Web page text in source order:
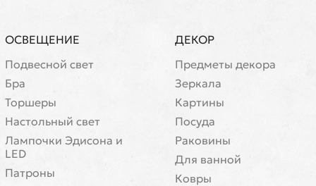
ОСВЕЩЕНИЕ
Подвесной свет
Бра
Торшеры
Настольный свет
Лампочки Эдисона и
LED
Патроны
ДЕКОР
Предметы декора
Зеркала
Картины
Посуда
Раковины
Для ванной
Ковры